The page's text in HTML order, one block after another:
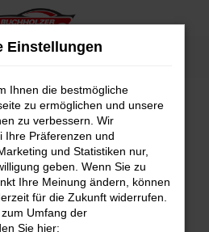
Fahrzeugsuche
Error
aufgetreten.
die dir helfen können:
und deine
Einstellungen
Ihnen die bestmögliche
zu ermöglichen und unsere
zu verbessern. Wir
Ihre Präferenzen und
und Statistiken nur,
geben. Wenn Sie zu
Ihre Meinung ändern, können
für die Zukunft widerrufen.
Umfang der
Sie hier: